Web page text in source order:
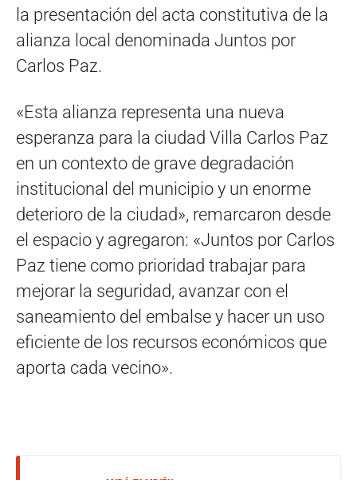
la presentación del acta constitutiva de la
alianza local denominada Juntos por
Carlos Paz.
«Esta alianza representa una nueva
esperanza para la ciudad Villa Carlos Paz
en un contexto de grave degradación
institucional del municipio y un enorme
deterioro de la ciudad», remarcaron desde
el espacio y agregaron: «Juntos por Carlos
Paz tiene como prioridad trabajar para
mejorar la seguridad, avanzar con el
saneamiento del embalse y hacer un uso
eficiente de los recursos económicos que
aporta cada vecino».